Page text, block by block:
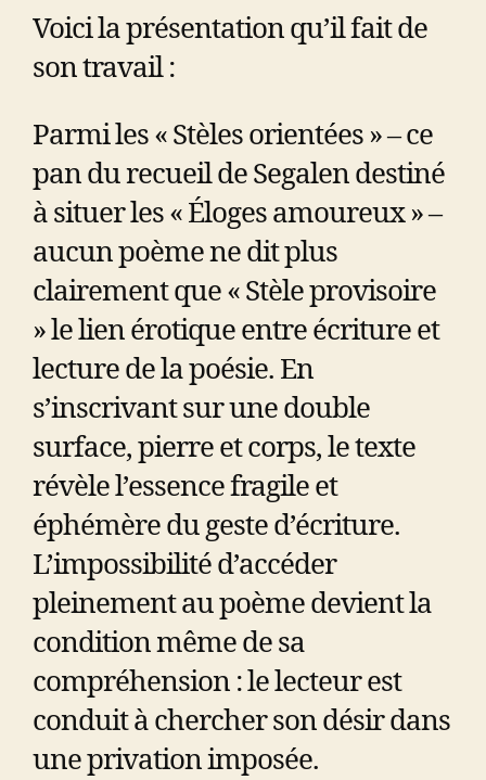
Voici la présentation qu’il fait de
son travail :
Parmi les « Stèles orientées » – ce
pan du recueil de Segalen destiné
à situer les « Éloges amoureux » –
aucun poème ne dit plus
clairement que « Stèle provisoire
» le lien érotique entre écriture et
lecture de la poésie. En
s’inscrivant sur une double
surface, pierre et corps, le texte
révèle l’essence fragile et
éphémère du geste d’écriture.
L’impossibilité d’accéder
pleinement au poème devient la
condition même de sa
compréhension : le lecteur est
conduit à chercher son désir dans
une privation imposée.